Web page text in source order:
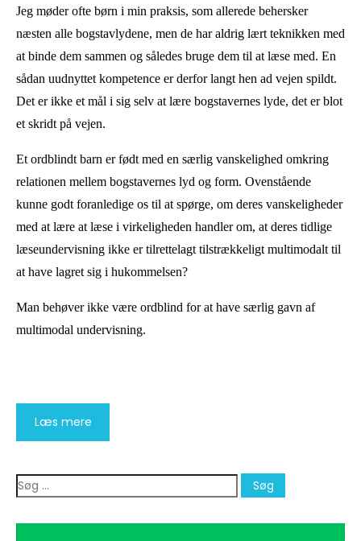
Jeg møder ofte børn i min praksis, som allerede behersker
næsten alle bogstavlydene, men de har aldrig lært teknikken med
at binde dem sammen og således bruge dem til at læse med. En
sådan uudnyttet kompetence er derfor langt hen ad vejen spildt.
Det er ikke et mål i sig selv at lære bogstavernes lyde, det er blot
et skridt på vejen.
Et ordblindt barn er født med en særlig vanskelighed omkring
relationen mellem bogstavernes lyd og form. Ovenstående
kunne godt foranledige os til at spørge, om deres vanskeligheder
med at lære at læse i virkeligheden handler om, at deres tidlige
læseundervisning ikke er tilrettelagt tilstrækkeligt multimodalt til
at have lagret sig i hukommelsen?
Man behøver ikke være ordblind for at have særlig gavn af
multimodal undervisning.
Læs mere
Søg